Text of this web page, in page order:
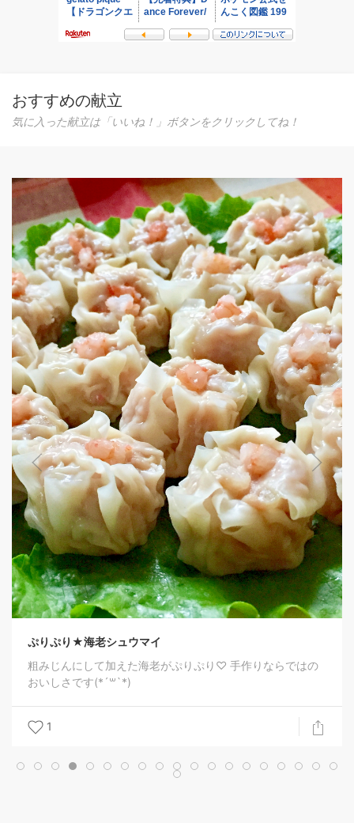
おすすめの献立
気に入った献立は「いいね！」ボタンをクリックしてね！
ウマイ
た海老がぷりぷり♡ 手作りならではの
塩麹で作る☆鶏む
｢塩麹特集｣で取り
込み、低温でじっ
ハムのような美味
0